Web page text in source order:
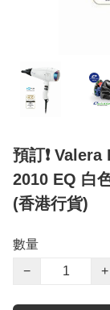
預訂❗️
2010 EQ 白
(香港行貨)
數量
−
+